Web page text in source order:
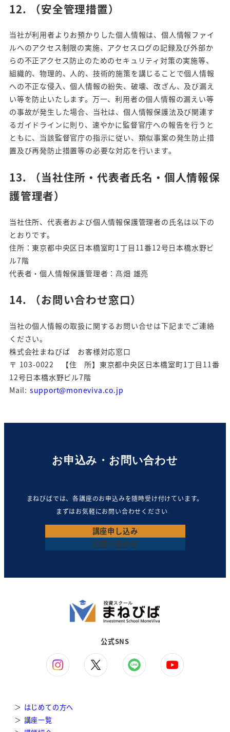
12. （安全管理措置）
当社が利用者よりお預かりした個人情報は、個人情報ファイ
ルへのアクセス制限の実施、アクセスログの記録及び外部か
らの不正アクセス防止のためのセキュリティ対策の実施等、
組織的、物理的、人的、技術的施策を講じることで個人情報
への不正な侵入、個人情報の紛失、破壊、改ざん、及び漏え
い等を防止いたします。万一、利用者の個人情報の漏えい等
の事故が発生した場合、当社は、個人情報保護法及び関連す
るガイドラインに則り、速やかに監督官庁への報告を行うと
ともに、当該監督官庁の指示に従い、類似事案の発生防止措
置及び再発防止措置等の必要な対応を行います。
13. （当社住所・代表者氏名・個人情報保
護管理者）
当社住所、代表者および個人情報保護管理者の氏名は以下の
とおりです。
住所：東京都中央区日本橋室町1丁目11番12号日本橋水野ビ
ル7階
代表者・個人情報保護管理者：髙畑 雄亮
14. （お問い合わせ窓口）
当社の個人情報の取扱に関するお問い合せは下記までご連絡
ください。
株式会社まねびば お客様対応窓口
〒 103-0022 【住 所】東京都中央区日本橋室町1丁目11番
12号日本橋水野ビル7階
Mail: support@moneviva.co.jp
お申込み・お問い合わせ
まねびばでは、各講座のお申込みを随時受け付けています。
まずはお気軽にお問い合わせください。
講座申し込み
お問い合わせ
公式SNS
＞ はじめての方へ
＞ 講座一覧